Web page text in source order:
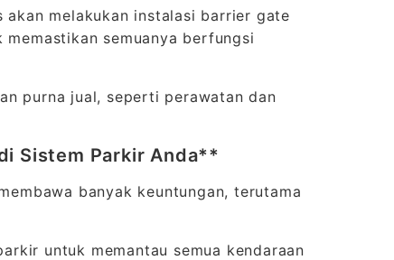
akan melakukan instalasi barrier gate
semuanya berfungsi
purna jual, seperti perawatan dan
Sistem Parkir Anda**
banyak keuntungan, terutama
untuk memantau semua kendaraan